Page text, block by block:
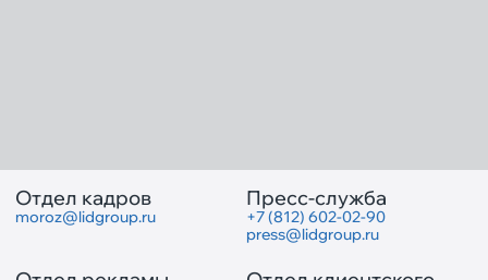
Отдел кадров
moroz@lidgroup.ru
Пресс-служба
+7 (812) 602-02-90
press@lidgroup.ru